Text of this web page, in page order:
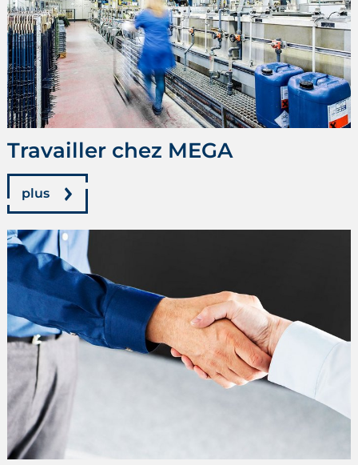
Travailler chez MEGA
plus